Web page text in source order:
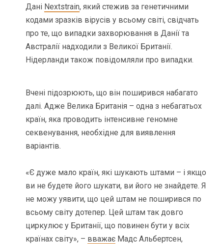
Дані Nextstrain, який стежив за генетичними
кодами зразків вірусів у всьому світі, свідчать
про те, що випадки захворювання в Данії та
Австралії надходили з Великої Британії.
Нідерланди також повідомляли про випадки.
Вчені підозрюють, що він поширився набагато
далі. Адже Велика Британія – одна з небагатьох
країн, яка проводить інтенсивне геномне
секвенування, необхідне для виявлення
варіантів.
«Є дуже мало країн, які шукають штами – і якщо
ви не будете його шукати, ви його не знайдете. Я
не можу уявити, що цей штам не поширився по
всьому світу дотепер. Цей штам так довго
циркулює у Британії, що повинен бути у всіх
країнах світу», – вважає Мадс Альбертсен,